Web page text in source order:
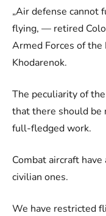
„Air defense cannot
flying, — retired
Armed Forces of the
Khodarenok.
The peculiarity of
that there should be
full-fledged work.
Combat aircraft
civilian ones.
We have restricted